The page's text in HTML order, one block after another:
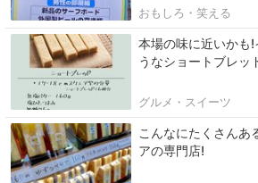
おもしろ・笑える
本場の味に近いかも
うなショートブレッ
グルメ・スイーツ
こんなにたくさんあ
アの専門店!